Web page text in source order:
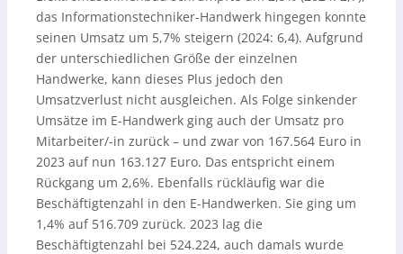
das Informationstechniker-Handwerk hingegen konnte
seinen Umsatz um 5,7% steigern (2024: 6,4). Aufgrund
der unterschiedlichen Größe der einzelnen
Handwerke, kann dieses Plus jedoch den
Umsatzverlust nicht ausgleichen. Als Folge sinkender
Umsätze im E-Handwerk ging auch der Umsatz pro
Mitarbeiter/-in zurück – und zwar von 167.564 Euro in
2023 auf nun 163.127 Euro. Das entspricht einem
Rückgang um 2,6%. Ebenfalls rückläufig war die
Beschäftigtenzahl in den E-Handwerken. Sie ging um
1,4% auf 516.709 zurück. 2023 lag die
Beschäftigtenzahl bei 524.224, auch damals wurde